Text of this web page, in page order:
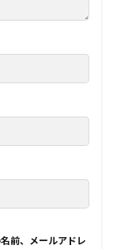
前、メールアドレ